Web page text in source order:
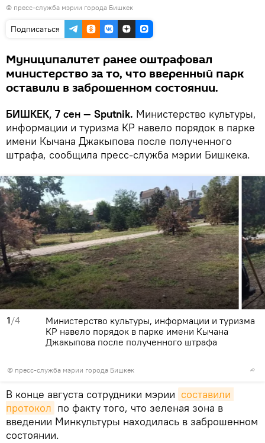
© пресс-служба мэрии города Бишкек
Подписаться
Муниципалитет ранее оштрафовал
министерство за то, что вверенный парк
оставили в заброшенном состоянии.
БИШКЕК, 7 сен — Sputnik. Министерство культуры,
информации и туризма КР навело порядок в парке
имени Кычана Джакыпова после полученного
штрафа, сообщила пресс-служба мэрии Бишкека.
1/4
© пресс-служба мэрии города Бишкек
Министерство культуры, информации и туризма
КР навело порядок в парке имени Кычана
Джакыпова после полученного штрафа
В конце августа сотрудники мэрии составили
протокол по факту того, что зеленая зона в
введении Минкультуры находилась в заброшенном
состоянии.